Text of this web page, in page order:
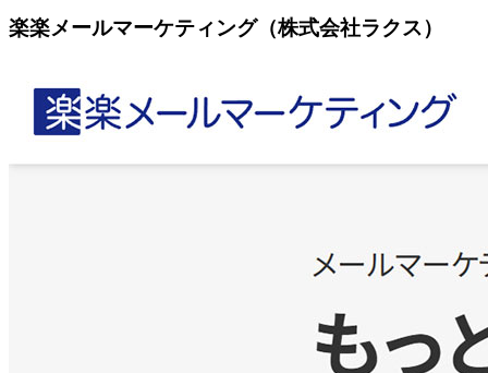
楽楽メールマーケティング（株式会社ラクス）